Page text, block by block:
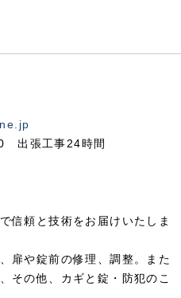
出張工事24時間
信頼と技術をお届けいたしま
扉や錠前の修理、調整。また
その他、カギと錠・防犯のこ